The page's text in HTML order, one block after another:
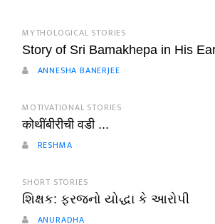
MYTHOLOGICAL STORIES
Story of Sri Bamakhepa in His
ANNESHA BANERJEE
MOTIVATIONAL STORIES
कोथींबीरीची वडी ...
RESHMA
SHORT STORIES
શિક્ષક: ફરજનો યોદ્ધા કે આરોપી
ANURADHA